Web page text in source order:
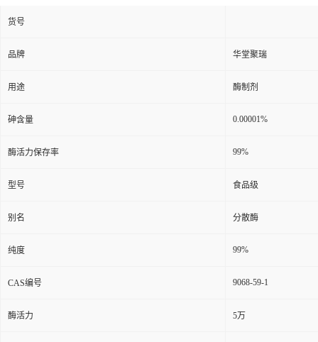
货号
品牌 华堂聚瑞
用途 酶制剂
砷含量 0.00001%
酶活力保存率 99%
型号 食品级
别名 分散酶
纯度 99%
CAS编号 9068-59-1
酶活力 5万